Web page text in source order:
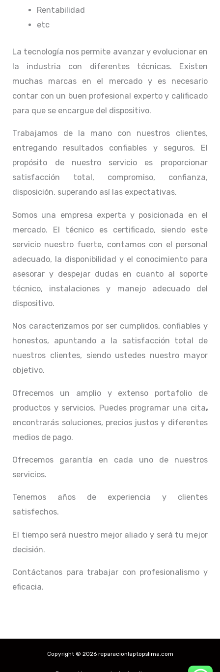
Rentabilidad
etc
La tecnología nos permite avanzar y evolucionar en
la industria con diferentes técnicas. Existen
muchas marcas en el mercado y es necesario
contar con un buen profesional experto y calificado
para que se encargue del dispositivo.
Trabajamos de la mano con nuestros clientes,
entregando resultados confiables y seguros. El
propósito de nuestro servicio es proporcionar
satisfacción total, compromiso, confianza,
disposición, superando así las expectativas.
Somos una empresa experta y posicionada en el
mercado. El técnico es certificado, siendo este
servicio nuestro fuerte, contamos con el personal
adecuado, la disponibilidad y el conocimiento para
asesorar y despejar dudas en cuanto al soporte
técnico, instalaciones y manejo adecuado del
dispositivo.
Nos caracterizamos por ser cumplidos, confiables y
honestos, apuntando a la satisfacción total de
nuestros clientes, siendo ustedes nuestro mayor
objetivo.
Ofrecemos un amplio y extenso portafolio de
productos y servicios. Puedes programar una cita,
encontrarás soluciones, precios justos y diferentes
medios de pago.
Ofrecemos garantía en cada uno de nuestros
servicios.
Tenemos años de experiencia y clientes
satisfechos.
El tiempo será nuestro mejor aliado y será tu mejor
decisión.
Contáctanos para trabajar con profesionalismo y
eficacia.
Copyright © 2026 reparacionlaptopslima.com